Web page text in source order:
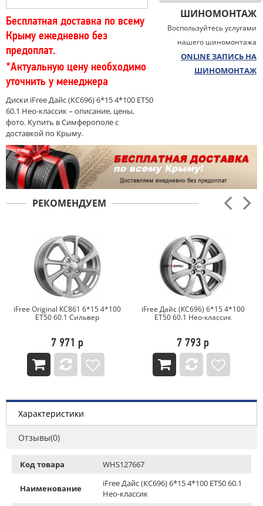
Бесплатная доставка по всему
Крыму ежедневно без
предоплат.
*Актуальную цену необходимо
уточнить у менеджера
Диски iFree Дайс (КС696) 6*15 4*100 ET50
60.1 Нео-классик – описание, цены,
фото. Купить в Симферополе с
доставкой по Крыму.
ШИНОМОНТАЖ
Воспользуйтесь услугами
нашего шиномонтажа
ONLINE ЗАПИСЬ НА
ШИНОМОНТАЖ
РЕКОМЕНДУЕМ
iFree Дайс (КС696) 6*15 4*100
ET50 60.1 Нео-классик
7 793 р
Khomen Wheels KHW1501
(Vesta) 6*15 4*100 ET50 60.1
8 710 р
Характеристики
Отзывы(0)
Код товара WHS127667
Наименование
iFree Дайс (КС696) 6*15 4*100 ET50 60.1
Нео-классик